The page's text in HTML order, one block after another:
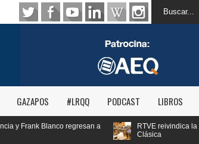
GAZAPOS #LRQQ PODCAST LIBROS
RTVE reivindica la transformación digital de RNE y